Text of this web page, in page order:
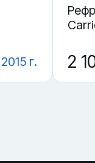
2015 г. 2